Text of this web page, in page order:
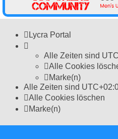
Lycra Portal
Alle Zeiten sind
Alle Cookies
Marke(n)
Alle Zeiten sind
Alle Cookies löschen
Marke(n)